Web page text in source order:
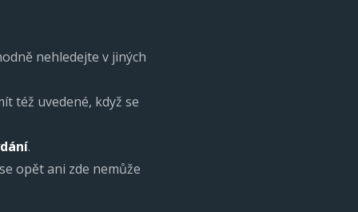
nehledejte v jiných
též uvedené, když se
.
opět ani zde nemůže